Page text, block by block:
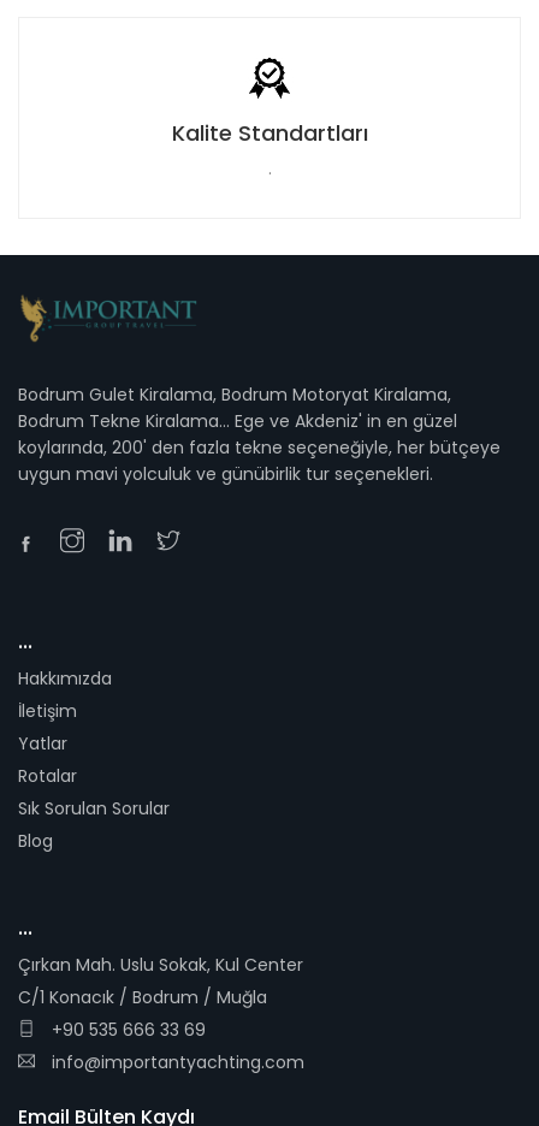
Kalite Standartları
.
Bodrum Gulet Kiralama, Bodrum Motoryat Kiralama,
Bodrum Tekne Kiralama... Ege ve Akdeniz' in en güzel
koylarında, 200' den fazla tekne seçeneğiyle, her bütçeye
uygun mavi yolculuk ve günübirlik tur seçenekleri.
...
Hakkımızda
İletişim
Yatlar
Rotalar
Sık Sorulan Sorular
Blog
...
Çırkan Mah. Uslu Sokak, Kul Center
C/1 Konacık / Bodrum / Muğla
+90 535 666 33 69
info@importantyachting.com
Email Bülten Kaydı